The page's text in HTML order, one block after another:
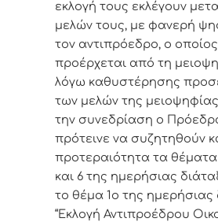
εκλογή τους εκλέγουν
μελών τους, με φανερή
τον αντιπρόεδρο, ο οποίος
προέρχεται από τη
λόγω καθυστέρησης
των μελών της
την συνεδρίαση ο
πρότεινε να συζητηθούν
προτεραιότητα τα θέματα
και 6 της ημερήσιας
το θέμα 1ο της ημερήσιας
“Εκλογή Αντιπροέδρου